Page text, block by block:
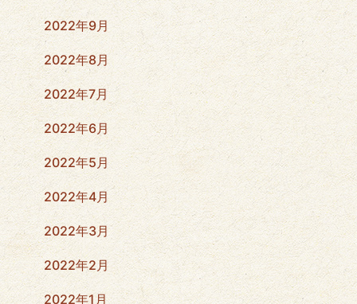
2022年9月
2022年8月
2022年7月
2022年6月
2022年5月
2022年4月
2022年3月
2022年2月
2022年1月